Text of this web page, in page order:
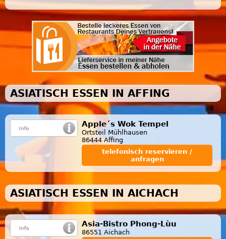
ASIATISCH ESSEN IN AFFING
Apple´s Wok Tempel
Ortsteil Mühlhausen
86444 Affing
telefonisch reservieren /
anfragen
ASIATISCH ESSEN IN AICHACH
Asia-Bistro Phong-Lùu
86551 Aichach